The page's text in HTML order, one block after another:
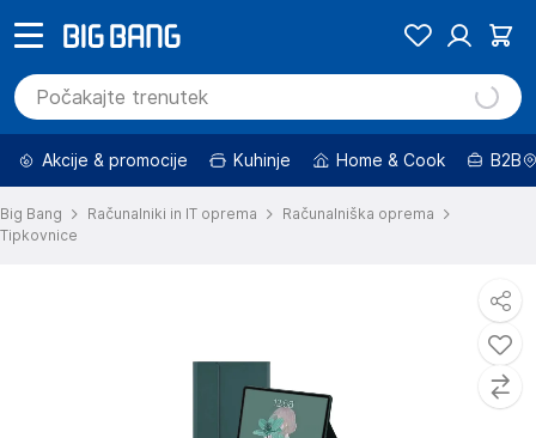
Akcije & promocije Kuhinje Home & Cook B2B
Big Bang Računalniki in IT oprema
Računalniška oprema
Tipkovnice